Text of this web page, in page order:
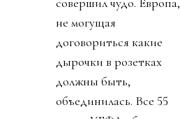
не могущая
договориться какие
дырочки в розетках
должны быть,
объединилась. Все 55